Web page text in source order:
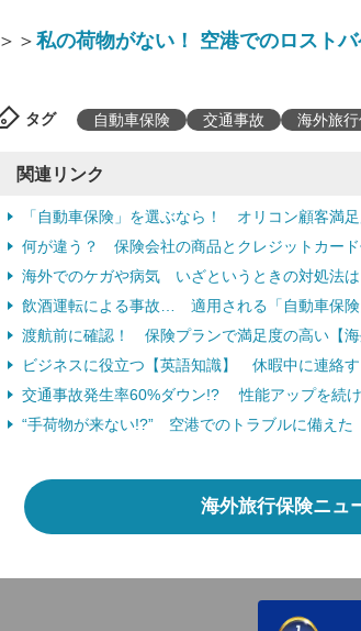
＞＞ 私の荷物がない！ 空港でのロスト
タグ 自動車保険 交通事故 海外旅
関連リンク
「自動車保険」を選ぶなら！ オリコン顧客満
何が違う？ 保険会社の商品とクレジットカード
海外でのケガや病気 いざというときの対処法は
飲酒運転による事故… 適用される「自動車保険
渡航前に確認！ 保険プランで満足度の高い【
ビジネスに役立つ【英語知識】 休暇中に連絡
交通事故発生率60%ダウン!? 性能アップを続
“手荷物が来ない!?” 空港でのトラブルに備えた
海外旅行保険ニュ